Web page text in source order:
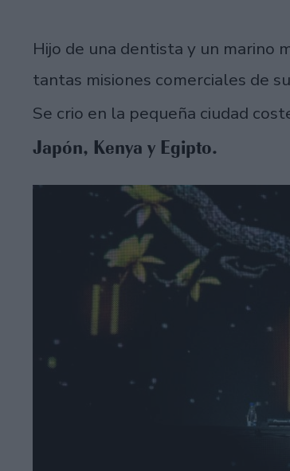
Hijo de una dentista y un marino
tantas misiones comerciales de
Se crio en la pequeña ciudad
Japón, Kenya y Egipto.